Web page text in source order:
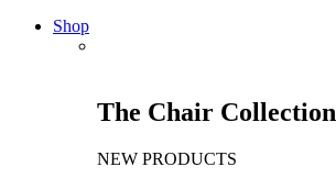
Shop
The Chair Collection
NEW PRODUCTS